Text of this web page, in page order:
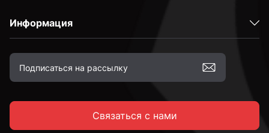
Информация
Связаться с нами